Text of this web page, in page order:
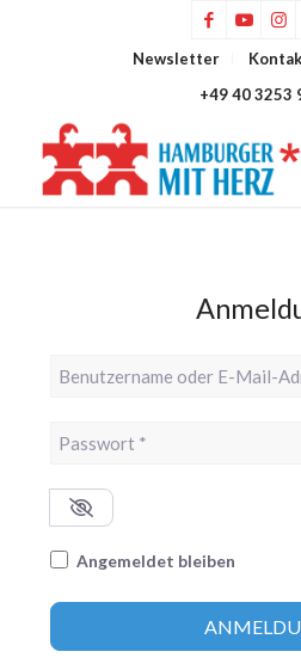
Newsletter
+49 40 3253
Benutzername oder E-Mail-
Passwort *
Angemeldet bleiben